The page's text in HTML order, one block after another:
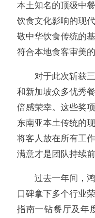
本土知名的顶级中
饮食文化影响的现
敬中华饮食传统的
符合本地食客审美的
对于此次斩获
和新加坡众多优秀
倍感荣幸。这些奖
东南亚本土传统的
将客人放在所有工
满意才是团队持续
过去一年间，
口碑拿下多个行业
指南一钻餐厅及年